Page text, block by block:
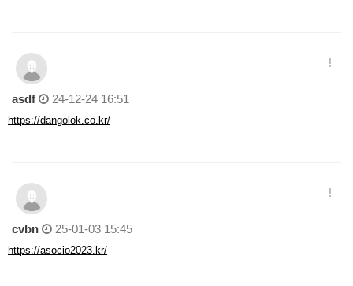
asdf 24-12-24 16:51
https://dangolok.co.kr/
cvbn 25-01-03 15:45
https://asocio2023.kr/